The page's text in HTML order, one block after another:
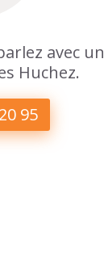
avec un
Huchez.
95